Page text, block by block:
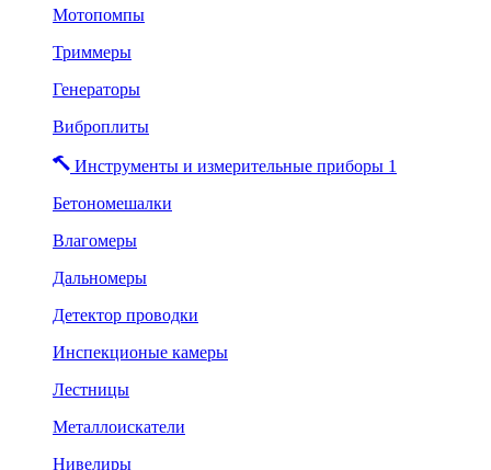
Мотопомпы
Триммеры
Генераторы
Виброплиты
Инструменты и измерительные приборы 1
Бетономешалки
Влагомеры
Дальномеры
Детектор проводки
Инспекционые камеры
Лестницы
Металлоискатели
Нивелиры